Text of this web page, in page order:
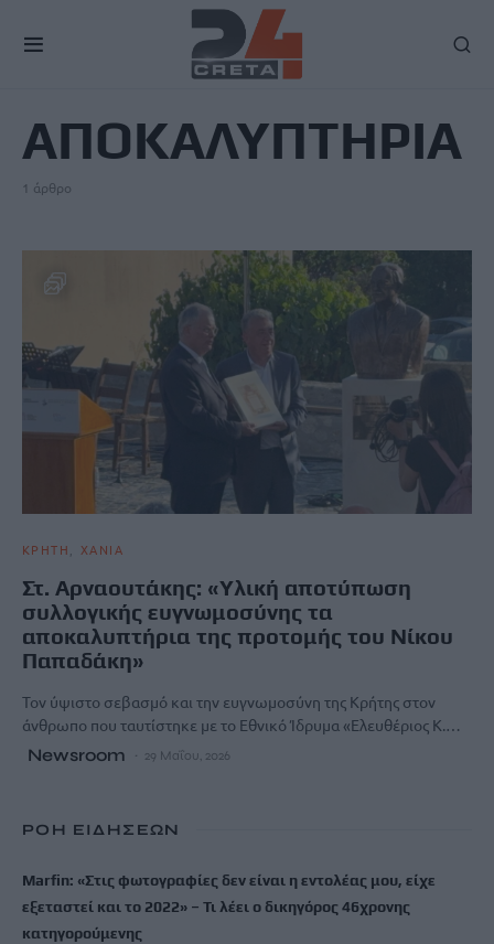
ΑΠΟΚΑΛΥΠΤΗΡΙΑ
1 άρθρο
ΚΡΗΤΗ ΧΑΝΙΑ
Στ. Αρναουτάκης: «Υλική αποτύπωση
συλλογικής ευγνωμοσύνης τα
αποκαλυπτήρια της προτομής του Νίκου
Παπαδάκη»
Τον ύψιστο σεβασμό και την ευγνωμοσύνη της Κρήτης στον
άνθρωπο που ταυτίστηκε με το Εθνικό Ίδρυμα «Ελευθέριος Κ.…
Newsroom 29 Μαΐου, 2026
ΡΟΗ ΕΙΔΗΣΕΩΝ
Marfin: «Στις φωτογραφίες δεν είναι η εντολέας μου, είχε
εξεταστεί και το 2022» – Τι λέει ο δικηγόρος 46χρονης
κατηγορούμενης